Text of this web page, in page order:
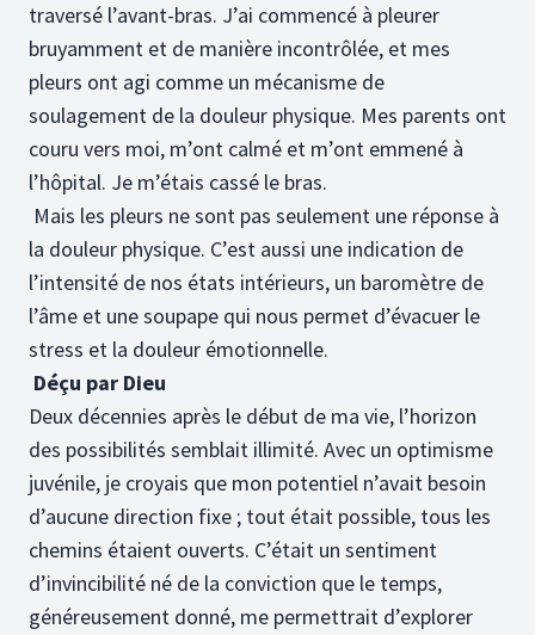
traversé l’avant-bras. J’ai commencé à pleurer
bruyamment et de manière incontrôlée, et mes
pleurs ont agi comme un mécanisme de
soulagement de la douleur physique. Mes parents ont
couru vers moi, m’ont calmé et m’ont emmené à
l’hôpital. Je m’étais cassé le bras.
Mais les pleurs ne sont pas seulement une réponse à
la douleur physique. C’est aussi une indication de
l’intensité de nos états intérieurs, un baromètre de
l’âme et une soupape qui nous permet d’évacuer le
stress et la douleur émotionnelle.
Déçu par Dieu
Deux décennies après le début de ma vie, l’horizon
des possibilités semblait illimité. Avec un optimisme
juvénile, je croyais que mon potentiel n’avait besoin
d’aucune direction fixe ; tout était possible, tous les
chemins étaient ouverts. C’était un sentiment
d’invincibilité né de la conviction que le temps,
généreusement donné, me permettrait d’explorer